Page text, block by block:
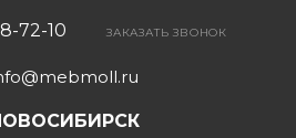
72-10 ЗАКАЗАТЬ ЗВОНОК